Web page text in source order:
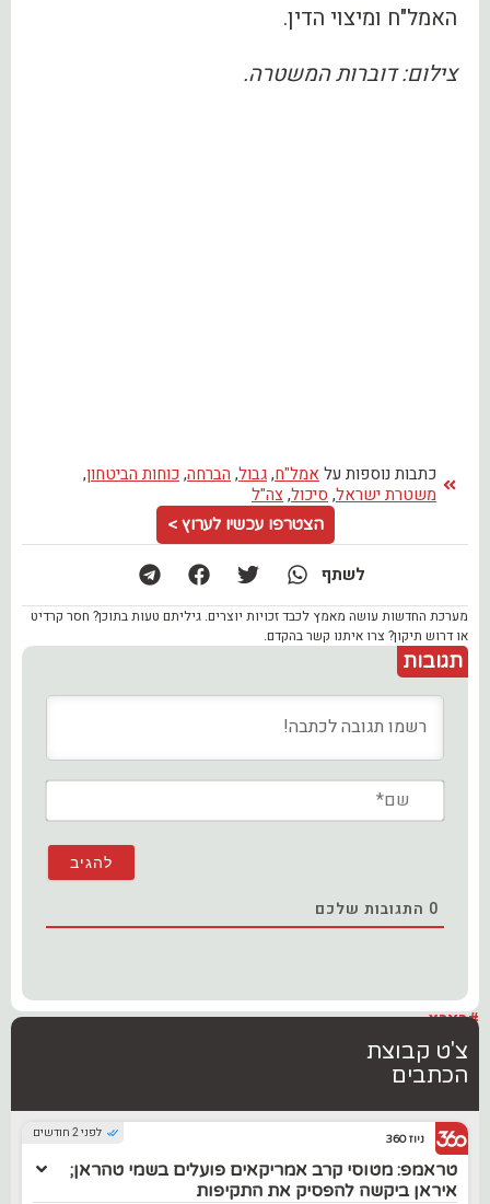
האמל"ח ומיצוי הדין.
צילום: דוברות המשטרה.
כתבות נוספות על אמל"ח,גבול, הברחה, כוחות הביטחון,
משטרת ישראל, סיכול,צה"ל
הצטרפו עכשיו לערוץ >
לשתף
מערכת החדשות עושה מאמץ לכבד זכויות יוצרים. גיליתם טעות בתוכן? חסר קרדיט
או דרוש תיקון? צרו איתנו קשר בהקדם.
תגובות
0 התגובות שלכם
#בארץ
צ'ט קבוצת
הכתבים
לפני 2 חודשים ניוז 360
טראמפ: מטוסי קרב אמריקאים פועלים בשמי טהראן;
איראן ביקשה להפסיק את התקיפות